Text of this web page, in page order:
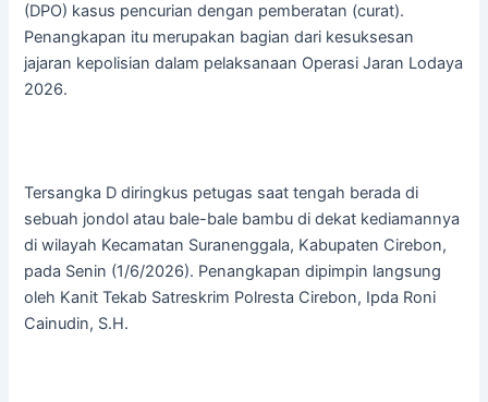
(DPO) kasus pencurian dengan pemberatan (curat).
Penangkapan itu merupakan bagian dari kesuksesan
jajaran kepolisian dalam pelaksanaan Operasi Jaran Lodaya
2026.
Tersangka D diringkus petugas saat tengah berada di
sebuah jondol atau bale-bale bambu di dekat kediamannya
di wilayah Kecamatan Suranenggala, Kabupaten Cirebon,
pada Senin (1/6/2026). Penangkapan dipimpin langsung
oleh Kanit Tekab Satreskrim Polresta Cirebon, Ipda Roni
Cainudin, S.H.